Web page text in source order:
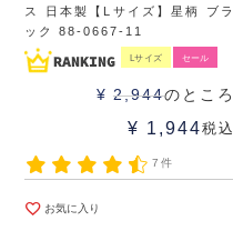
ス 日本製【Lサイズ】星柄 ブラ
ック 88-0667-11
Lサイズ セール
¥ 2,944のところ
¥ 1,944税込
7件
お気に入り